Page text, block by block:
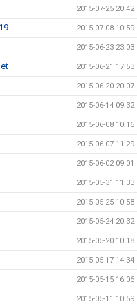
2015-07-25 20:42
2015-07-08 10:59
2015-06-23 23:03
2015-06-21 17:53
2015-06-20 20:07
2015-06-14 09:32
2015-06-08 10:16
2015-06-07 11:29
2015-06-02 09:01
2015-05-31 11:33
2015-05-25 10:58
2015-05-24 20:32
2015-05-20 10:18
2015-05-17 14:34
2015-05-15 16:06
2015-05-11 10:59